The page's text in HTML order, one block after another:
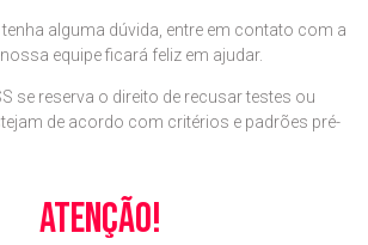
alguma dúvida, entre em contato com a
nossa equipe ficará feliz em ajudar.
se reserva o direito de recusar testes ou
de acordo com critérios e padrões pré-
Atenção!